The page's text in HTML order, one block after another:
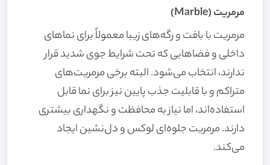
مرمریت (Marble)
مرمریت با بافت و رگه‌های زیبا معمولاً برای نماهای
داخلی و فضاهایی که تحت شرایط جوی شدید قرار
ندارند، انتخاب می‌شود. البته برخی مرمریت‌های
متراکم و با قابلیت جذب پایین نیز برای نما قابل
استفاده‌اند، اما نیاز به محافظت و نگهداری بیشتری
دارند. مرمریت جلوه‌ای لوکس و دل‌نشین ایجاد
می‌کند.